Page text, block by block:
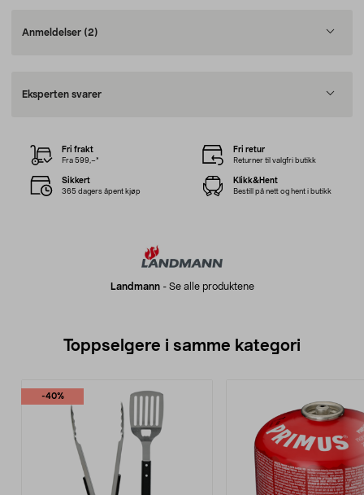
Anmeldelser (2)
Eksperten svarer
Landmann- Se alle produktene
Fri frakt
Fra 599,–*
Fri retur
Returner til valgfri butikk
Sikkert
365 dagers åpent kjøp
Klikk&Hent
Bestill på nett og hent i butikk
Toppselgere i samme kategori
-40%